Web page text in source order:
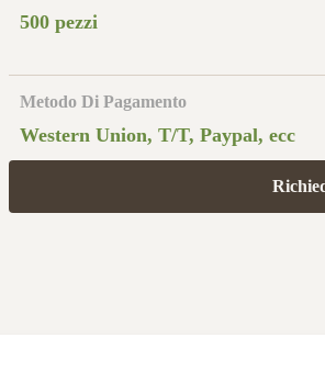
500 pezzi
Metodo Di Pagamento
Western Union, T/T, Paypal, ecc